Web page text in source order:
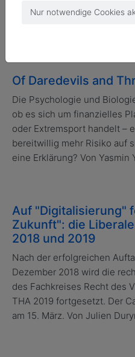
als Sucht, als Hobby und
Of Daredevils and
Die Psychologie und
ob es sich um finanzielles
oder Extremsport handelt –
bereitwillig mehr Risiko auf
eine Erklärung? Von Yasmin
Auf "Digitalisierung"
Zukunft": die
2018 und 2019
Nach der erfolgreichen
Dezember 2018 wird die
des Fachkreises Recht des
THA 2019 fortgesetzt. Der
am 15. März. Von Julien
Nur notwendige Cookies